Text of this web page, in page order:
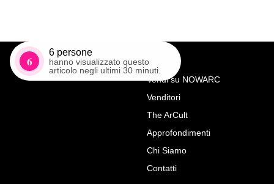
6
6 persone
hanno visualizzato questo
articolo negli ultimi 30 minuti.
Richiedi Maggiori Info su
Elegante Trumeau Laccato
con disegni
Vendi su NOWARC
Venditori
The ArCult
Approfondimenti
Chi Siamo
Contatti